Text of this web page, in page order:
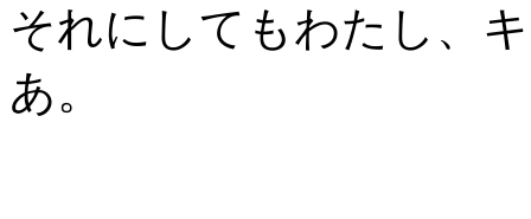
それにしてもわたし、
あ。